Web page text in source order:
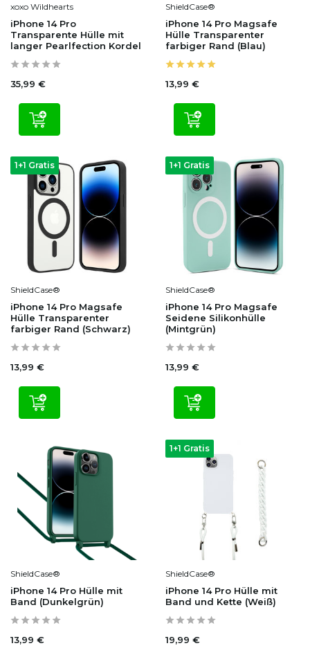
xoxo Wildhearts
iPhone 14 Pro
Transparente Hülle mit
langer Pearlfection Kordel
35,99 €
ShieldCase®
iPhone 14 Pro Magsafe
Hülle Transparenter
farbiger Rand (Blau)
13,99 €
1+1 Gratis
ShieldCase®
iPhone 14 Pro Magsafe
Hülle Transparenter
farbiger Rand (Schwarz)
13,99 €
1+1 Gratis
ShieldCase®
iPhone 14 Pro Magsafe
Seidene Silikonhülle
(Mintgrün)
13,99 €
ShieldCase®
iPhone 14 Pro Hülle mit
Band (Dunkelgrün)
13,99 €
1+1 Gratis
ShieldCase®
iPhone 14 Pro Hülle mit
Band und Kette (Weiß)
19,99 €